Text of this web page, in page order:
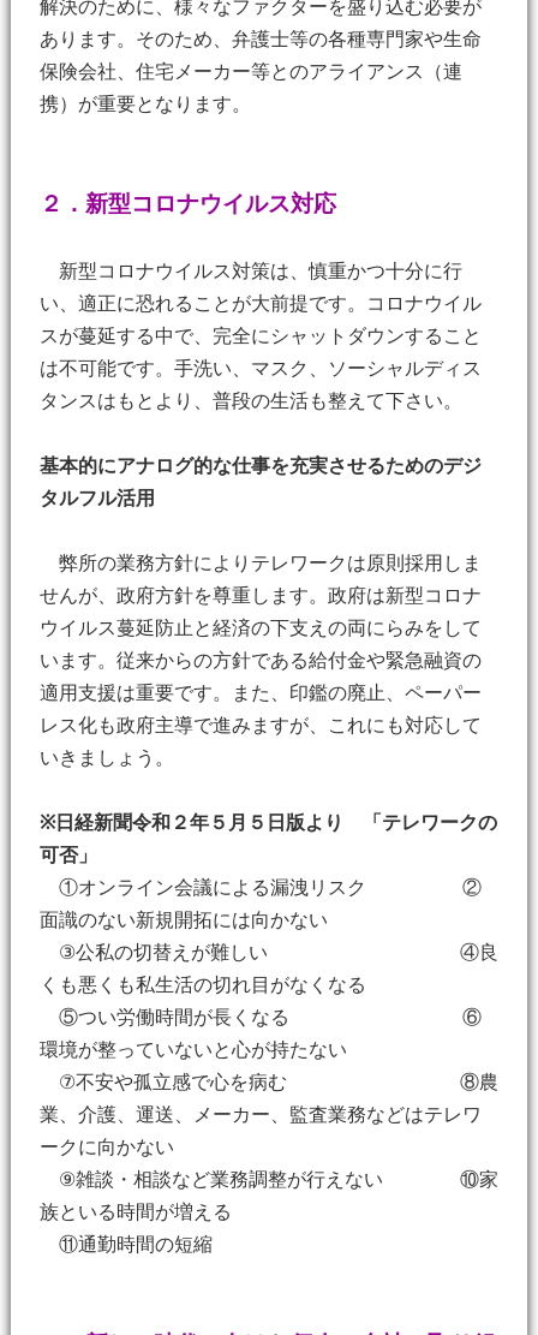
解決のために、様々なファクターを盛り込む必要が
あります。そのため、弁護士等の各種専門家や生命
保険会社、住宅メーカー等とのアライアンス（連
携）が重要となります。
２．新型コロナウイルス対応
新型コロナウイルス対策は、慎重かつ十分に行
い、適正に恐れることが大前提です。コロナウイル
スが蔓延する中で、完全にシャットダウンすること
は不可能です。手洗い、マスク、ソーシャルディス
タンスはもとより、普段の生活も整えて下さい。
基本的にアナログ的な仕事を充実させるためのデジ
タルフル活用
弊所の業務方針によりテレワークは原則採用しま
せんが、政府方針を尊重します。政府は新型コロナ
ウイルス蔓延防止と経済の下支えの両にらみをして
います。従来からの方針である給付金や緊急融資の
適用支援は重要です。また、印鑑の廃止、ペーパー
レス化も政府主導で進みますが、これにも対応して
いきましょう。
※日経新聞令和２年５月５日版より 「テレワークの
可否」
①オンライン会議による漏洩リスク ②
面識のない新規開拓には向かない
③公私の切替えが難しい ④良
くも悪くも私生活の切れ目がなくなる
⑤つい労働時間が長くなる ⑥
環境が整っていないと心が持たない
⑦不安や孤立感で心を病む ⑧農
業、介護、運送、メーカー、監査業務などはテレワ
ークに向かない
⑨雑談・相談など業務調整が行えない ⑩家
族といる時間が増える
⑪通勤時間の短縮